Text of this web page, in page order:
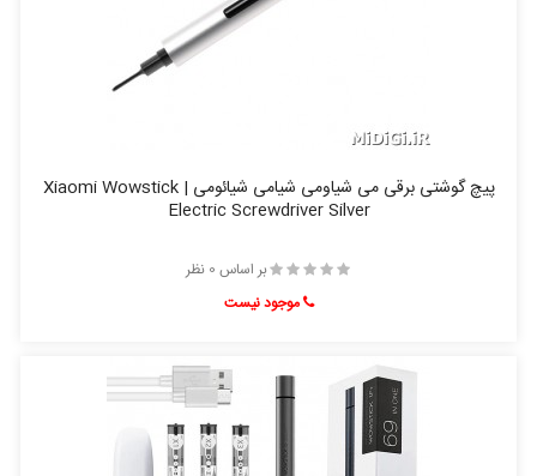
پیچ گوشتی برقی می شیاومی شیامی شیائومی | Xiaomi Wowstick
Electric Screwdriver Silver
بر اساس 0 نظر
موجود نیست